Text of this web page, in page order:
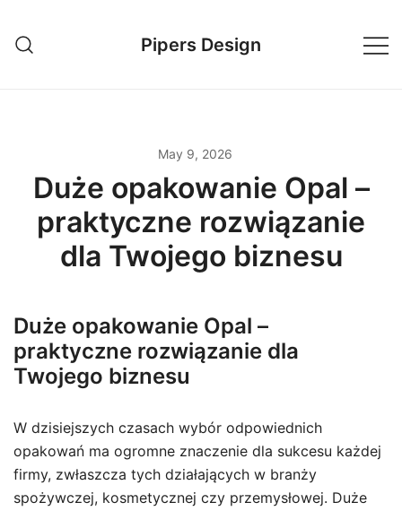
content
Pipers Design
May 9, 2026
Duże opakowanie Opal –
praktyczne rozwiązanie
dla Twojego biznesu
Duże opakowanie Opal –
praktyczne rozwiązanie dla
Twojego biznesu
W dzisiejszych czasach wybór odpowiednich
opakowań ma ogromne znaczenie dla sukcesu każdej
firmy, zwłaszcza tych działających w branży
spożywczej, kosmetycznej czy przemysłowej. Duże